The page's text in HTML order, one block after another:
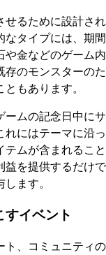
せるために設計され
なタイプには、期間
や金などのゲーム内
存のモンスターのた
もあります。
ームの記念日中にサ
れにはテーマに沿っ
ムが含まれること
益を提供するだけで
ます。
イベント
ト、コミュニティの